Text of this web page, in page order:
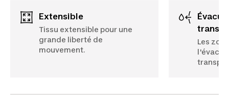
Extensible
Tissu extensible pour une
grande liberté de
mouvement.
Évacuation de la
Les